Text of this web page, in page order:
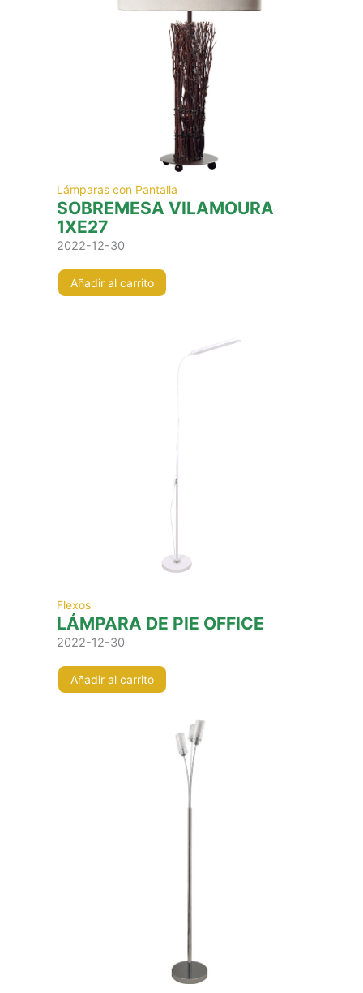
Lámparas con Pantalla
SOBREMESA VILAMOURA
1XE27
2022-12-30
Añadir al carrito
Flexos
LÁMPARA DE PIE OFFICE
2022-12-30
Añadir al carrito